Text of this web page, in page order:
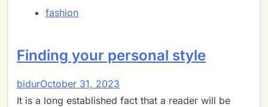
fashion
Finding your personal style
bidurOctober 31, 2023
It is a long established fact that a reader will be